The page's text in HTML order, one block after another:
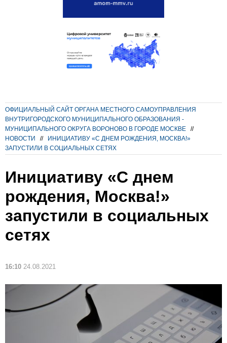
ОФИЦИАЛЬНЫЙ САЙТ ОРГАНА МЕСТНОГО САМОУПРАВЛЕНИЯ
ВНУТРИГОРОДСКОГО МУНИЦИПАЛЬНОГО ОБРАЗОВАНИЯ -
МУНИЦИПАЛЬНОГО ОКРУГА ВОРОНОВО В ГОРОДЕ МОСКВЕ
//
НОВОСТИ
//
ИНИЦИАТИВУ «С ДНЕМ РОЖДЕНИЯ, МОСКВА!»
ЗАПУСТИЛИ В СОЦИАЛЬНЫХ СЕТЯХ
Инициативу «С днем
рождения, Москва!»
запустили в социальных
сетях
16:10 24.08.2021